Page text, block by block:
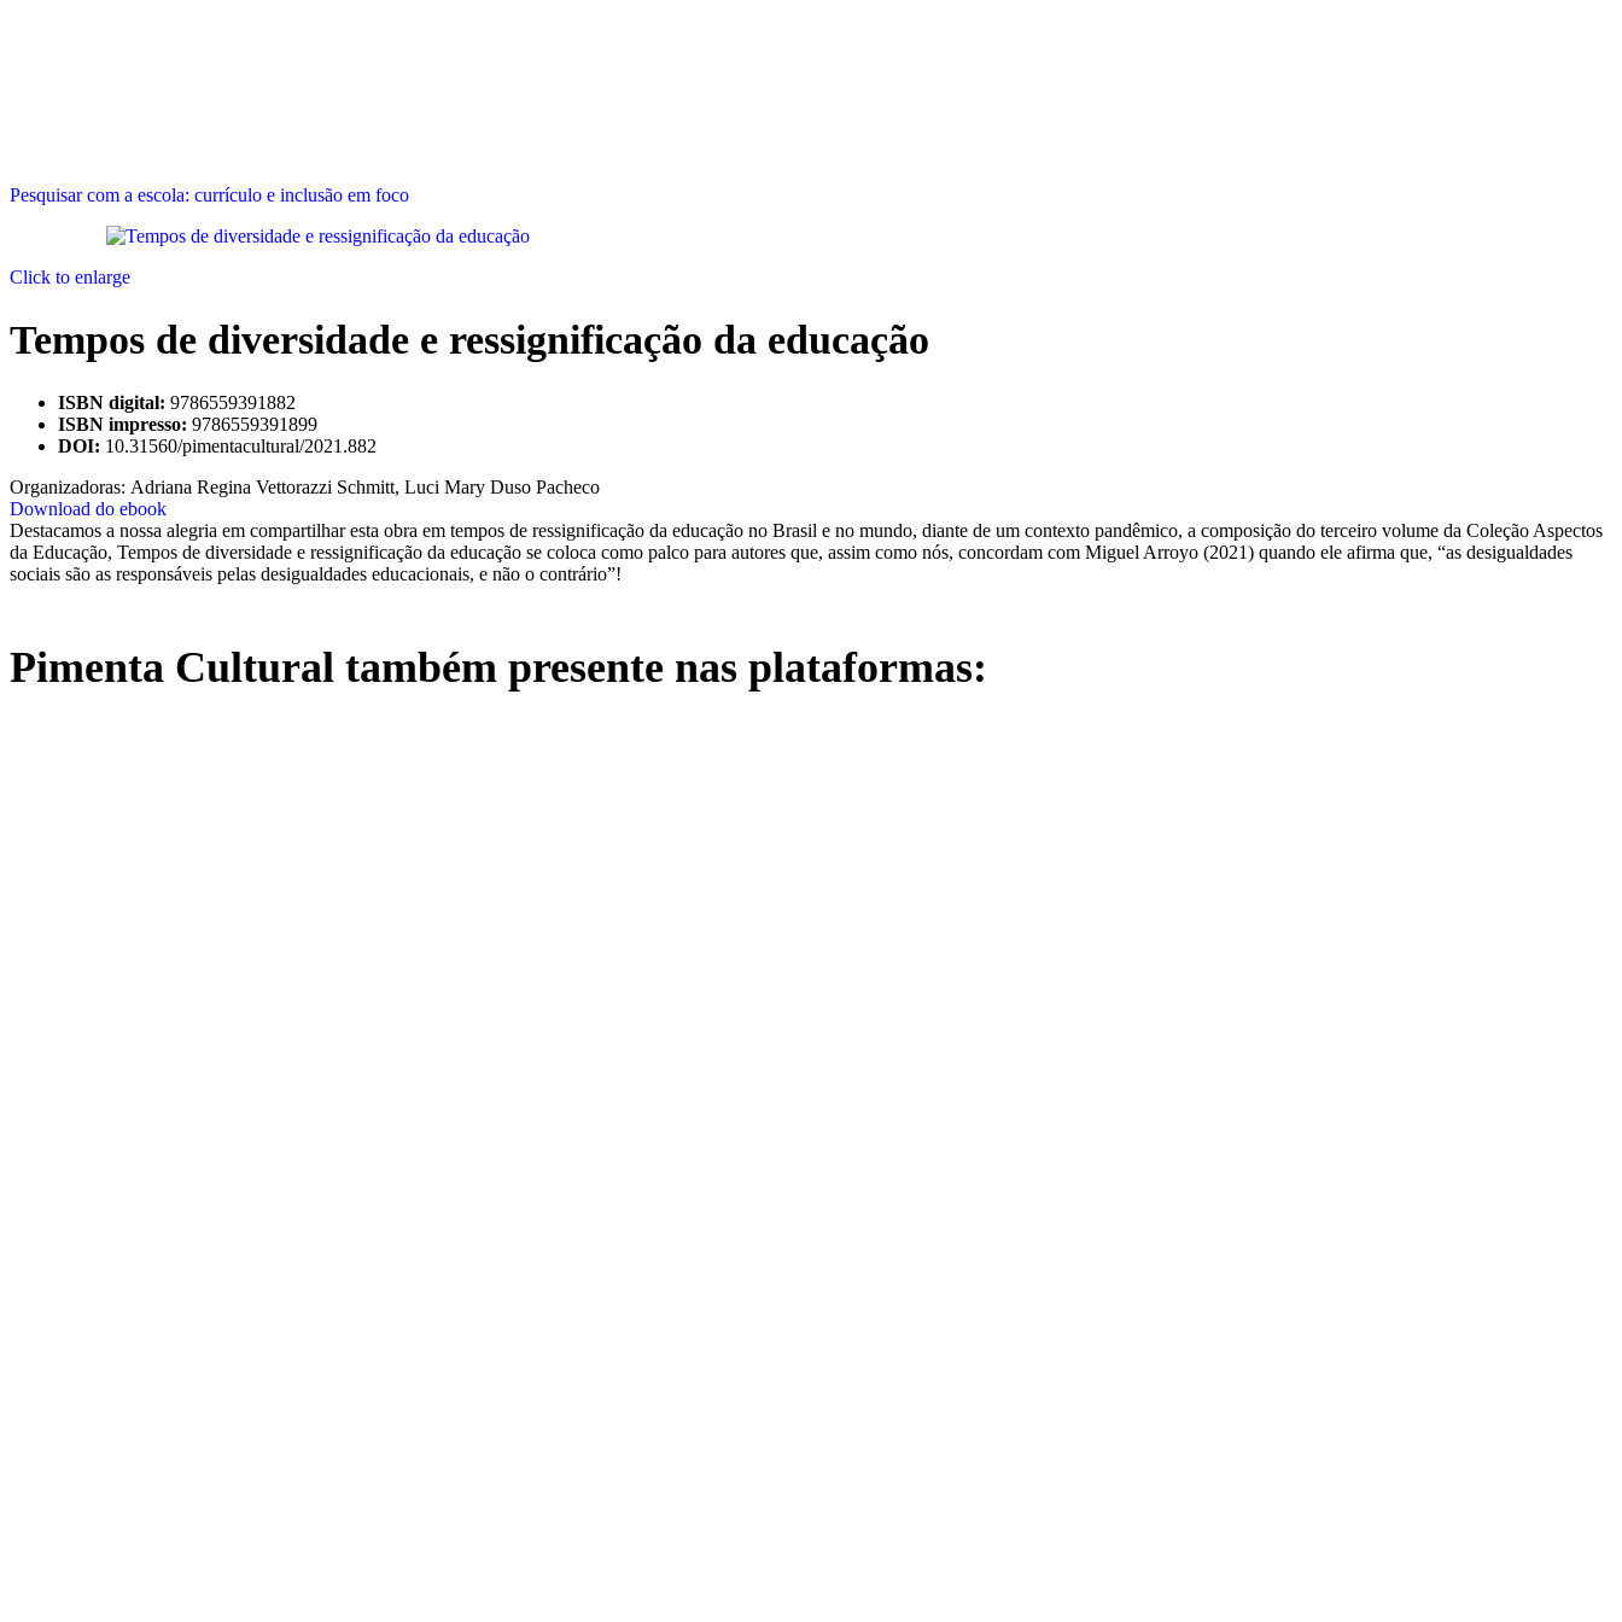
Pesquisar com a escola: currículo e inclusão em foco
Click to enlarge
Tempos de diversidade e ressignificação da educação
ISBN digital: 9786559391882
ISBN impresso: 9786559391899
DOI: 10.31560/pimentacultural/2021.882
Organizadoras: Adriana Regina Vettorazzi Schmitt, Luci Mary Duso Pacheco​
Download do ebook
Destacamos a nossa alegria em compartilhar esta obra em tempos de ressignificação da educação no Brasil e no mundo, diante de um contexto pandêmico, a composição do terceiro volume da Coleção Aspectos
da Educação, Tempos de diversidade e ressignificação da educação se coloca como palco para autores que, assim como nós, concordam com Miguel Arroyo (2021) quando ele afirma que, “as desigualdades
sociais são as responsáveis pelas desigualdades educacionais, e não o contrário”!
Pimenta Cultural também presente nas plataformas: